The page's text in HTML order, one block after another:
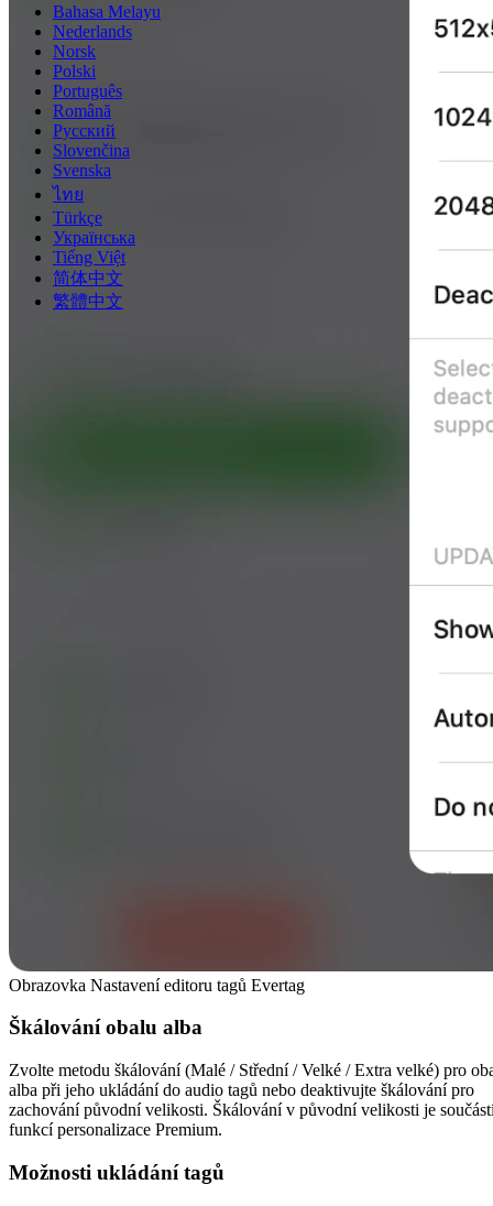
Bahasa Melayu
Nederlands
Norsk
Polski
Português
Română
Русский
Slovenčina
Svenska
ไทย
Türkçe
Українська
Tiếng Việt
简体中文
繁體中文
Obrazovka Nastavení editoru tagů Evertag
Škálování obalu alba
Zvolte metodu škálování (Malé / Střední / Velké / Extra velké) pro
alba při jeho ukládání do audio tagů nebo deaktivujte škálování pro
zachování původní velikosti. Škálování v původní velikosti je
funkcí personalizace Premium.
Možnosti ukládání tagů